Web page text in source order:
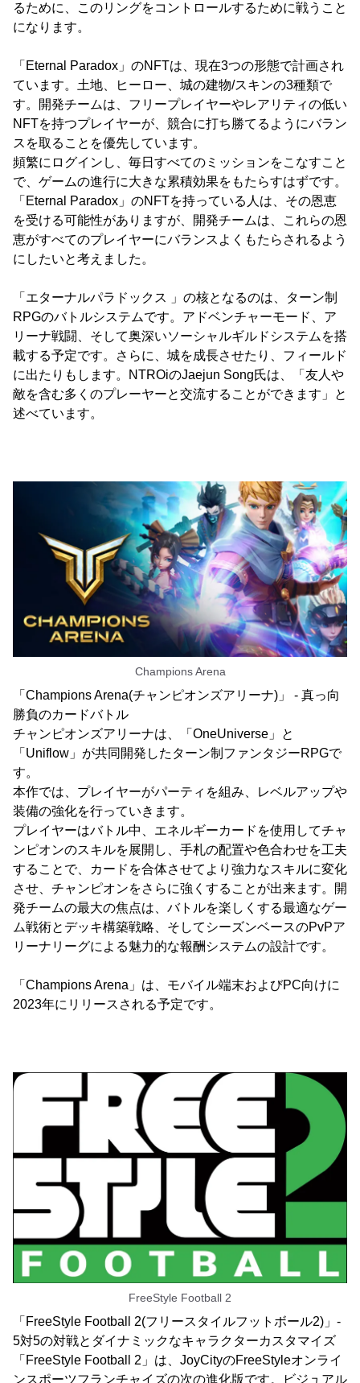
るために、このリングをコントロールするために戦うこと
になります。
「Eternal Paradox」のNFTは、現在3つの形態で計画され
ています。土地、ヒーロー、城の建物/スキンの3種類で
す。開発チームは、フリープレイヤーやレアリティの低い
NFTを持つプレイヤーが、競合に打ち勝てるようにバラン
スを取ることを優先しています。
頻繁にログインし、毎日すべてのミッションをこなすこと
で、ゲームの進行に大きな累積効果をもたらすはずです。
「Eternal Paradox」のNFTを持っている人は、その恩恵
を受ける可能性がありますが、開発チームは、これらの恩
恵がすべてのプレイヤーにバランスよくもたらされるよう
にしたいと考えました。
「エターナルパラドックス 」の核となるのは、ターン制
RPGのバトルシステムです。アドベンチャーモード、ア
リーナ戦闘、そして奥深いソーシャルギルドシステムを搭
載する予定です。さらに、城を成長させたり、フィールド
に出たりもします。NTROiのJaejun Song氏は、「友人や
敵を含む多くのプレーヤーと交流することができます」と
述べています。
Champions Arena
「Champions Arena(チャンピオンズアリーナ)」 - 真っ向
勝負のカードバトル
チャンピオンズアリーナは、「OneUniverse」と
「Uniflow」が共同開発したターン制ファンタジーRPGで
す。
本作では、プレイヤーがパーティを組み、レベルアップや
装備の強化を行っていきます。
プレイヤーはバトル中、エネルギーカードを使用してチャ
ンピオンのスキルを展開し、手札の配置や色合わせを工夫
することで、カードを合体させてより強力なスキルに変化
させ、チャンピオンをさらに強くすることが出来ます。開
発チームの最大の焦点は、バトルを楽しくする最適なゲー
ム戦術とデッキ構築戦略、そしてシーズンベースのPvPア
リーナリーグによる魅力的な報酬システムの設計です。
「Champions Arena」は、モバイル端末およびPC向けに
2023年にリリースされる予定です。
FreeStyle Football 2
「FreeStyle Football 2(フリースタイルフットボール2)」-
5対5の対戦とダイナミックなキャラクターカスタマイズ
「FreeStyle Football 2」は、JoyCityのFreeStyleオンライ
ンスポーツフランチャイズの次の進化版です。ビジュアル